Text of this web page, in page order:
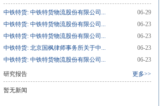
06-29
中铁特货: 中铁特货物流股份有限公司...
06-23
中铁特货: 中铁特货物流股份有限公司...
06-23
中铁特货: 中铁特货物流股份有限公司...
06-23
中铁特货: 北京国枫律师事务所关于中...
06-23
中铁特货: 中铁特货物流股份有限公司...
更多>>
研究报告
暂无新闻